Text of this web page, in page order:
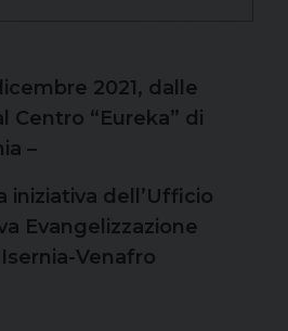
2021, dalle
Centro “Eureka” di
–
iniziativa dell’Ufficio
Evangelizzazione
Venafro